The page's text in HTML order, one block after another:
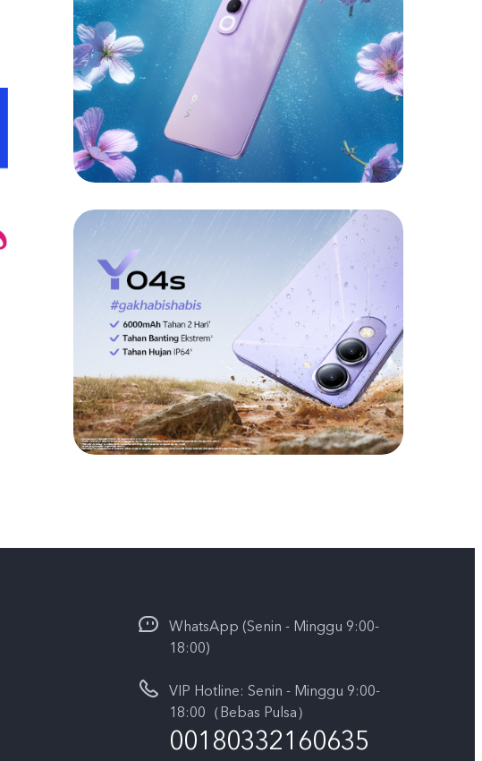
WhatsApp (Senin - Minggu 9:00-
18:00)
VIP Hotline: Senin - Minggu 9:00-
18:00（Bebas Pulsa）
00180332160635